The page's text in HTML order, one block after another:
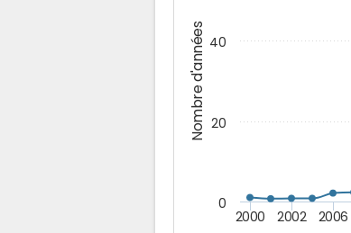
Nombre d'années
2000 2002 2006
0
20
40